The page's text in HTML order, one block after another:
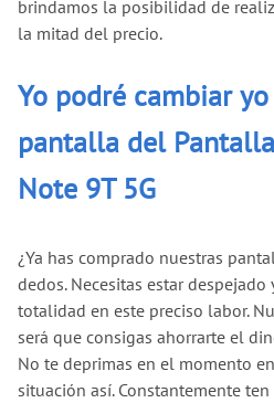
brindamos la posibilidad de
la mitad del precio.
Yo podré cambiar
pantalla del
Note 9T 5G
¿Ya has comprado nuestras
dedos. Necesitas estar despejado
totalidad en este preciso labor.
será que consigas ahorrarte el
No te deprimas en el momento
situación así. Constantemente